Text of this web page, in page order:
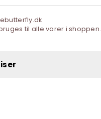
til alle varer i shoppen.